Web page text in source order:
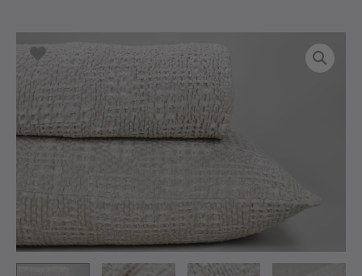
range:
65,00€
through
105,00€
de
Colcha
Caetana
Matizada